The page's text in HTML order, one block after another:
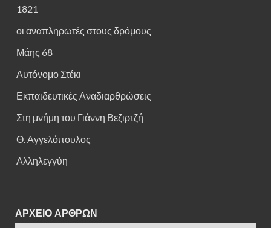
1821
οι αναπληρωτές στους δρόμους
Μάης 68
Αυτόνομο Στέκι
Εκπαιδευτικές Αναδιαρθρώσεις
Στη μνήμη του Γιάννη Βεζιρτζή
Θ. Αγγελόπουλος
Αλληλεγγύη
ΑΡΧΕΙΟ ΑΡΘΡΩΝ